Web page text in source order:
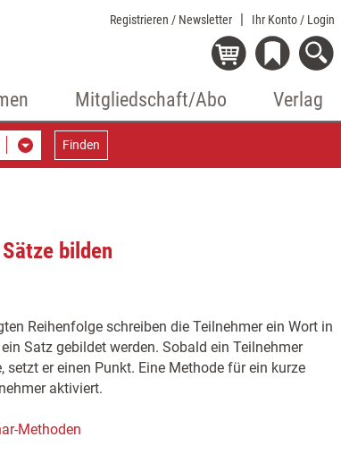
Registrieren / Newsletter Ihr Konto / Login
Mitgliedschaft/Abo Verlag
Finden
bilden
Reihenfolge schreiben die Teilnehmer ein Wort in
Satz gebildet werden. Sobald ein Teilnehmer
setzt er einen Punkt. Eine Methode für ein kurze
aktiviert.
Methoden